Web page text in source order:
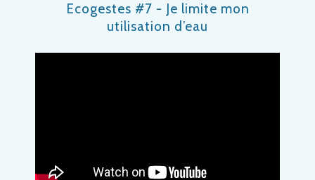
Ecogestes #7 - Je limite mon
utilisation d’eau